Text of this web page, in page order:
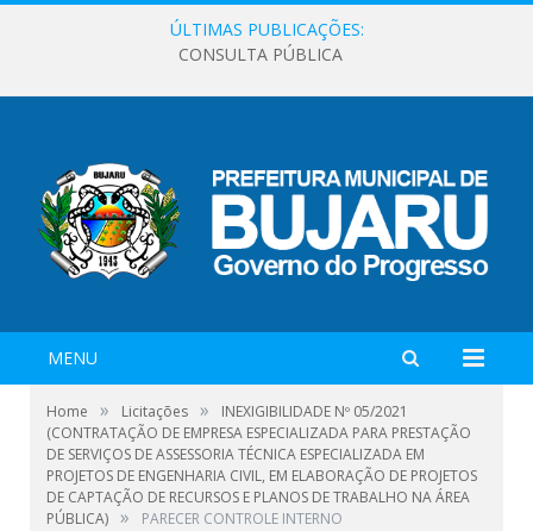
ÚLTIMAS PUBLICAÇÕES:
CONSULTA PÚBLICA
MENU
Home » Licitações »
INEXIGIBILIDADE Nº 05/2021
(CONTRATAÇÃO DE EMPRESA ESPECIALIZADA PARA PRESTAÇÃO
DE SERVIÇOS DE ASSESSORIA TÉCNICA ESPECIALIZADA EM
PROJETOS DE ENGENHARIA CIVIL, EM ELABORAÇÃO DE PROJETOS
DE CAPTAÇÃO DE RECURSOS E PLANOS DE TRABALHO NA ÁREA
PÚBLICA) » PARECER CONTROLE INTERNO